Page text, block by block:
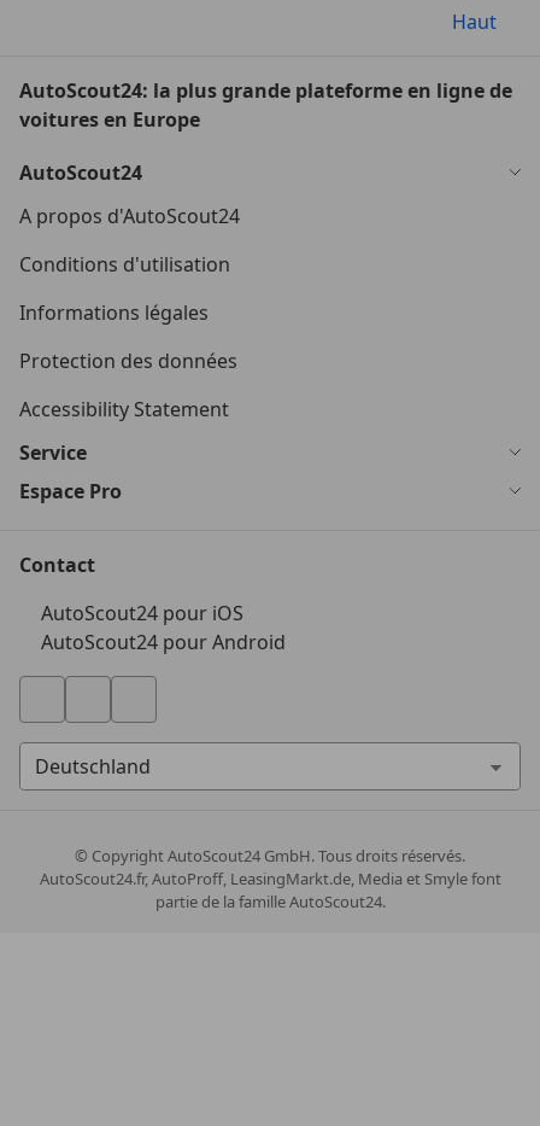
Haut
AutoScout24: la plus grande plateforme en ligne de
voitures en Europe
AutoScout24
A propos d'AutoScout24
Conditions d'utilisation
Informations légales
Protection des données
Accessibility Statement
Service
Espace Pro
Contact
AutoScout24 pour iOS
AutoScout24 pour Android
© CopyrightAutoScout24 GmbH. Tous droits réservés.
AutoScout24.fr, AutoProff, LeasingMarkt.de, Media et Smyle font
partie de la famille AutoScout24.